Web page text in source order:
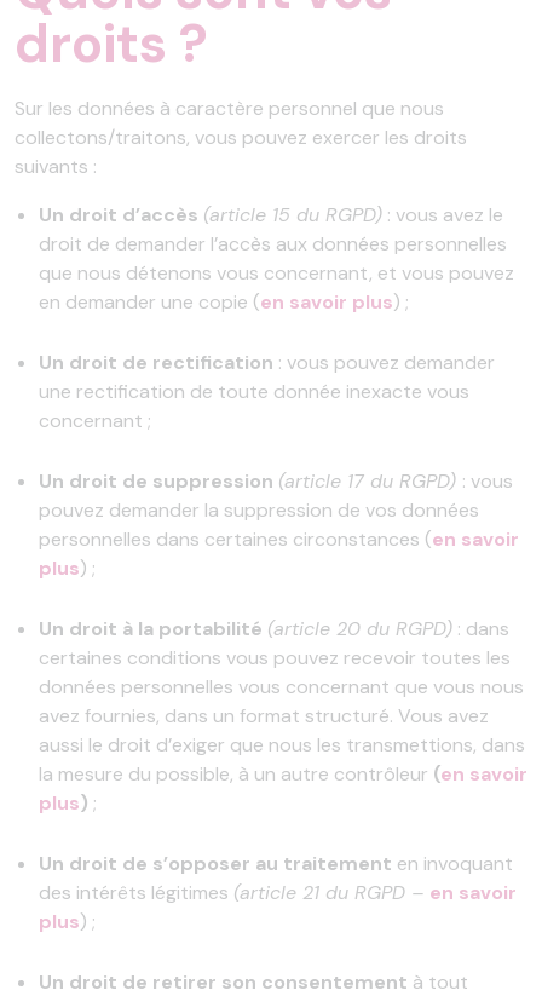
droits ?
Sur les données à caractère personnel que nous
collectons/traitons, vous pouvez exercer les droits
suivants :
Un droit d’accès (article 15 du RGPD) : vous avez le
droit de demander l’accès aux données personnelles
que nous détenons vous concernant, et vous pouvez
en demander une copie (en savoir plus) ;
Un droit de rectification : vous pouvez demander
une rectification de toute donnée inexacte vous
concernant ;
Un droit de suppression (article 17 du RGPD) : vous
pouvez demander la suppression de vos données
personnelles dans certaines circonstances (en savoir
plus) ;
Un droit à la portabilité (article 20 du RGPD) : dans
certaines conditions vous pouvez recevoir toutes les
données personnelles vous concernant que vous nous
avez fournies, dans un format structuré. Vous avez
aussi le droit d’exiger que nous les transmettions, dans
la mesure du possible, à un autre contrôleur (en savoir
plus) ;
Un droit de s’opposer au traitement en invoquant
des intérêts légitimes (article 21 du RGPD – en savoir
plus) ;
Un droit de retirer son consentement à tout